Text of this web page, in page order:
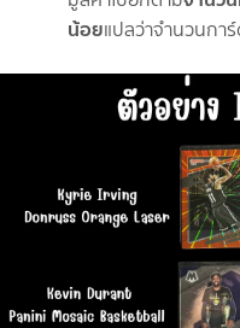
น้อยแปลว่าจำนวนกา